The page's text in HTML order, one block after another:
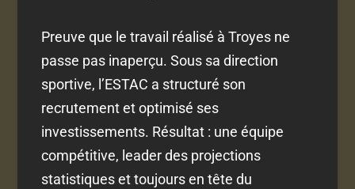
Preuve que le travail réalisé à Troyes ne
passe pas inaperçu. Sous sa direction
sportive, l’ESTAC a structuré son
recrutement et optimisé ses
investissements. Résultat : une équipe
compétitive, leader des projections
statistiques et toujours en tête du